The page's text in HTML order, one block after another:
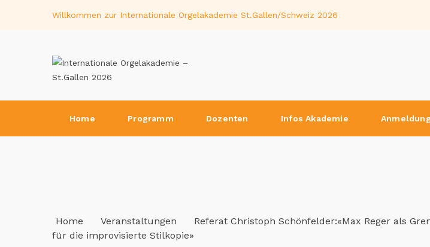
Willkommen zur Internationale Orgelakademie St.Gallen/Schweiz 2026
Home Programm Dozenten Infos Akademie Anmeldung
Home Veranstaltungen
Referat Christoph Schönfelder:«Max Reger als
für die improvisierte Stilkopie»